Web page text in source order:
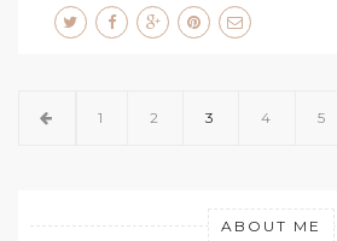
1 2 3 4 5
ABOUT ME